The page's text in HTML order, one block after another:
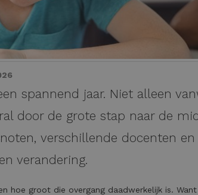
spannend jaar. Niet alleen
door de grote stap naar de
verschillende docenten
verandering.
hoe groot die overgang daadwerkelijk is.